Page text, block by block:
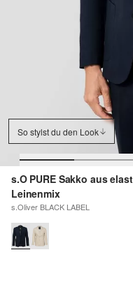
So stylst du den Look
s.O PURE Sakko aus
Leinenmix
s.Oliver BLACK LABEL